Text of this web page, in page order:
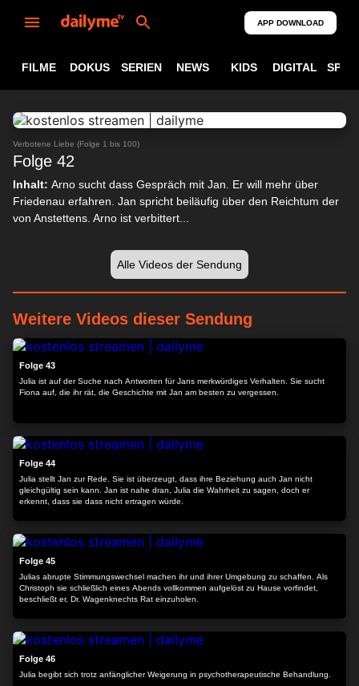
APP DOWNLOAD
FILME DOKUS SERIEN NEWS KIDS DIGITAL
Verbotene Liebe (Folge 1 bis 100)
Folge 42
Inhalt: Arno sucht dass Gespräch mit Jan. Er will mehr über
Friedenau erfahren. Jan spricht beiläufig über den Reichtum der
von Anstettens. Arno ist verbittert...
Alle Videos der Sendung
Weitere Videos dieser Sendung
Folge 43
Julia ist auf der Suche nach Antworten für Jans merkwürdiges Verhalten. Sie sucht
Fiona auf, die ihr rät, die Geschichte mit Jan am besten zu vergessen.
Folge 44
Julia stellt Jan zur Rede. Sie ist überzeugt, dass ihre Beziehung auch Jan nicht
gleichgültig sein kann. Jan ist nahe dran, Julia die Wahrheit zu sagen, doch er
erkennt, dass sie dass nicht ertragen würde.
Folge 45
Julias abrupte Stimmungswechsel machen ihr und ihrer Umgebung zu schaffen. Als
Christoph sie schließlich eines Abends vollkommen aufgelöst zu Hause vorfindet,
beschließt er, Dr. Wagenknechts Rat einzuholen.
Folge 46
Julia begibt sich trotz anfänglicher Weigerung in psychotherapeutische Behandlung.